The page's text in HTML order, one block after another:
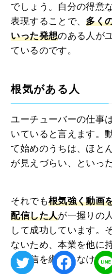
でしょう。自分の得意
表現することで、多く
いった発想のある人が
ているのです。
根気がある人
ユーチューバーの仕事
いていると言えます。
て始めのうちは、ほと
が見えづらい、といっ
それでも根気強く動画
配信した人が一握りの
して成功しています。
ないため、本業を他に
の配信を継続しなけれ